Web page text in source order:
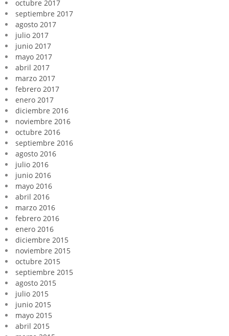
octubre 2017
septiembre 2017
agosto 2017
julio 2017
junio 2017
mayo 2017
abril 2017
marzo 2017
febrero 2017
enero 2017
diciembre 2016
noviembre 2016
octubre 2016
septiembre 2016
agosto 2016
julio 2016
junio 2016
mayo 2016
abril 2016
marzo 2016
febrero 2016
enero 2016
diciembre 2015
noviembre 2015
octubre 2015
septiembre 2015
agosto 2015
julio 2015
junio 2015
mayo 2015
abril 2015